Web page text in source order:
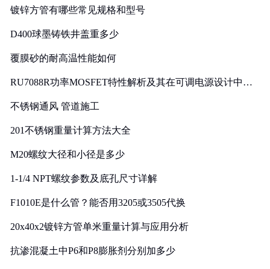
镀锌方管有哪些常见规格和型号
D400球墨铸铁井盖重多少
覆膜砂的耐高温性能如何
RU7088R功率MOSFET特性解析及其在可调电源设计中的
不锈钢通风 管道施工
201不锈钢重量计算方法大全
M20螺纹大径和小径是多少
1-1/4 NPT螺纹参数及底孔尺寸详解
F1010E是什么管？能否用3205或3505代换
20x40x2镀锌方管单米重量计算与应用分析
抗渗混凝土中P6和P8膨胀剂分别加多少